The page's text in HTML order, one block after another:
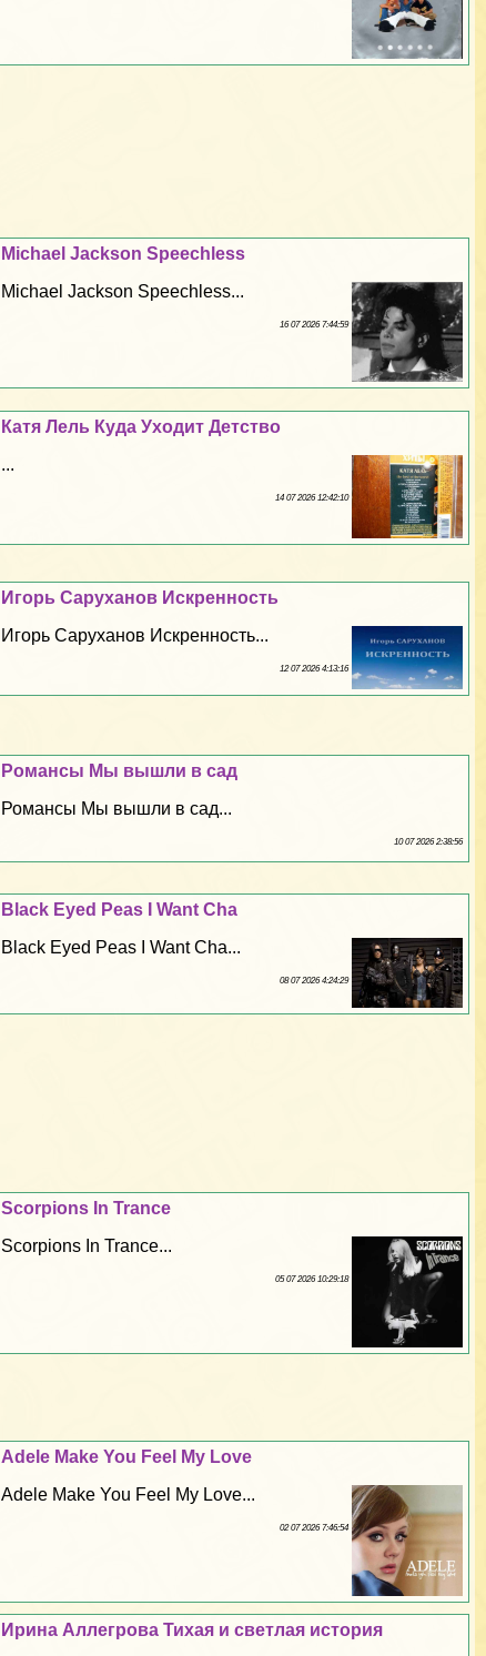
Michael Jackson Speechless
Michael Jackson Speechless...
16 07 2026 7:44:59
Катя Лель Куда Уходит Детство
...
14 07 2026 12:42:10
Игорь Саруханов Искренность
Игорь Саруханов Искренность...
12 07 2026 4:13:16
Романсы Мы вышли в сад
Романсы Мы вышли в сад...
10 07 2026 2:38:56
Black Eyed Peas I Want Cha
Black Eyed Peas I Want Cha...
08 07 2026 4:24:29
Scorpions In Trance
Scorpions In Trance...
05 07 2026 10:29:18
Adele Make You Feel My Love
Adele Make You Feel My Love...
02 07 2026 7:46:54
Ирина Аллегрова Тихая и светлая история